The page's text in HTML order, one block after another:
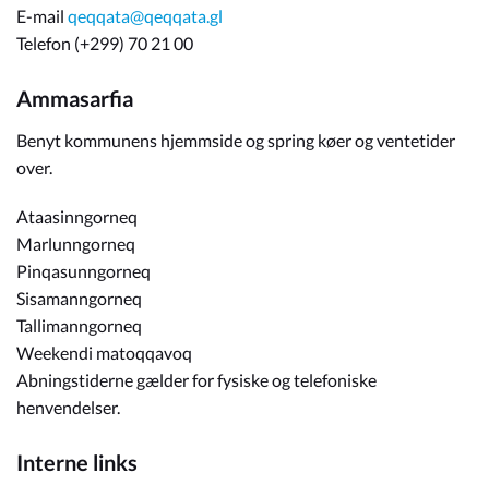
E-mail qeqqata@qeqqata.gl
Telefon (+299) 70 21 00
Ammasarfia
Benyt kommunens hjemmside og spring køer og ventetider
over.
Ataasinngorneq
Marlunngorneq
Pinqasunngorneq
Sisamanngorneq
Tallimanngorneq
Weekendi matoqqavoq
Abningstiderne gælder for fysiske og telefoniske
henvendelser.
Interne links